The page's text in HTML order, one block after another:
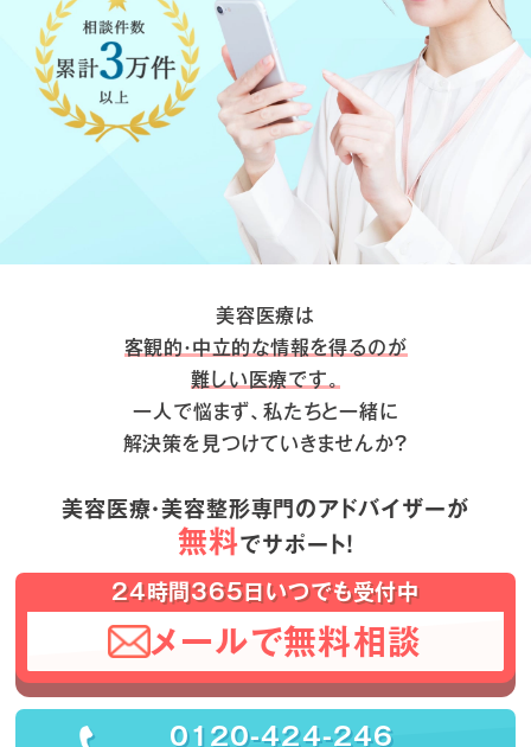
美容医療は
客観的・中立的な情報を得るのが
難しい医療です。
一人で悩まず、私たちと一緒に
解決策を見つけていきませんか？
美容医療・美容整形専門のアドバイザーが
無料でサポート！
24時間365日いつでも受付中
メールで無料相談
0120-424-246